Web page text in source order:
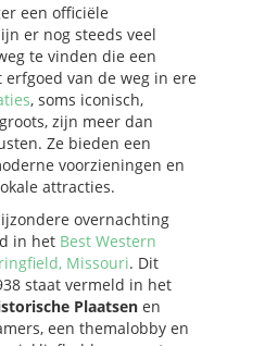
een officiële
er nog steeds veel
te vinden die een
van de weg in ere
, soms iconisch,
zijn meer dan
Ze bieden een
voorzieningen en
attracties.
overnachting
in het Best Western
Missouri. Dit
staat vermeld in het
Plaatsen en
een themalobby en